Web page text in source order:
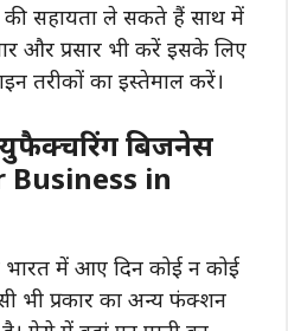
की सहायता ले सकते हैं साथ में
और प्रसार भी करें इसके लिए
तरीकों का इस्तेमाल करें।
बिजनेस
in
में आए दिन कोई न कोई
भी प्रकार का अन्य फंक्शन